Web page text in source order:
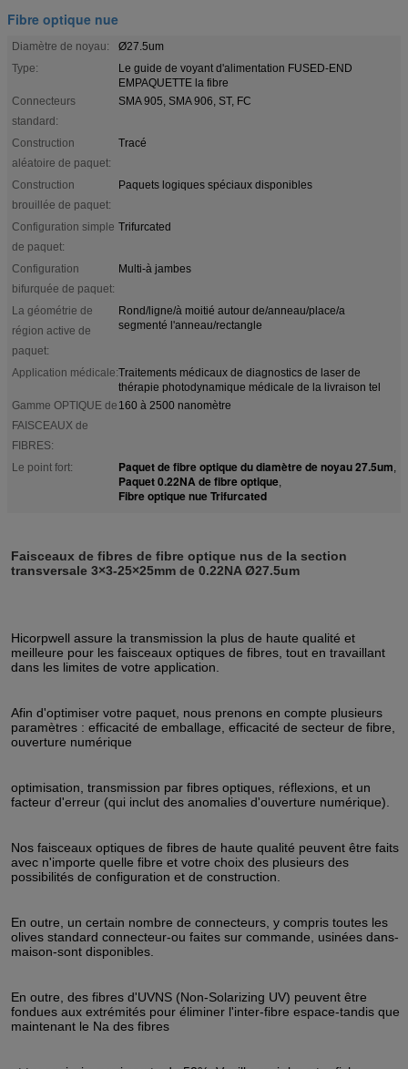
Fibre optique nue
Diamètre de noyau:
Ø27.5um
Type:
Le guide de voyant d'alimentation FUSED-END
EMPAQUETTE la fibre
Connecteurs
standard:
SMA 905, SMA 906, ST, FC
Construction
aléatoire de paquet:
Tracé
Construction
brouillée de paquet:
Paquets logiques spéciaux disponibles
Configuration simple
de paquet:
Trifurcated
Configuration
bifurquée de paquet:
Multi-à jambes
La géométrie de
région active de
paquet:
Rond/ligne/à moitié autour de/anneau/place/a
segmenté l'anneau/rectangle
Application médicale:Traitements médicaux de diagnostics de laser de
thérapie photodynamique médicale de la livraison tel
Gamme OPTIQUE de
FAISCEAUX de
FIBRES:
160 à 2500 nanomètre
Le point fort: Paquet de fibre optique du diamètre de noyau 27.5um,
Paquet 0.22NA de fibre optique,
Fibre optique nue Trifurcated
Faisceaux de fibres de fibre optique nus de la section
transversale 3×3-25×25mm de 0.22NA Ø27.5um
Hicorpwell assure la transmission la plus de haute qualité et
meilleure pour les faisceaux optiques de fibres, tout en travaillant
dans les limites de votre application.
Afin d'optimiser votre paquet, nous prenons en compte plusieurs
paramètres : efficacité de emballage, efficacité de secteur de fibre,
ouverture numérique
optimisation, transmission par fibres optiques, réflexions, et un
facteur d'erreur (qui inclut des anomalies d'ouverture numérique).
Nos faisceaux optiques de fibres de haute qualité peuvent être faits
avec n'importe quelle fibre et votre choix des plusieurs des
possibilités de configuration et de construction.
En outre, un certain nombre de connecteurs, y compris toutes les
olives standard connecteur-ou faites sur commande, usinées dans-
maison-sont disponibles.
En outre, des fibres d'UVNS (Non-Solarizing UV) peuvent être
fondues aux extrémités pour éliminer l'inter-fibre espace-tandis que
maintenant le Na des fibres